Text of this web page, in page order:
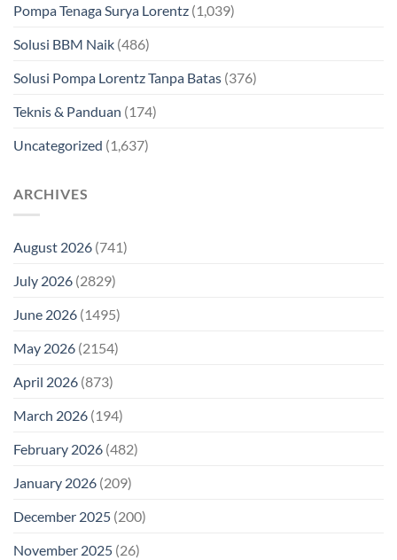
Pompa Tenaga Surya Lorentz (1,039)
Solusi BBM Naik (486)
Solusi Pompa Lorentz Tanpa Batas (376)
Teknis & Panduan (174)
Uncategorized (1,637)
ARCHIVES
August 2026 (741)
July 2026 (2829)
June 2026 (1495)
May 2026 (2154)
April 2026 (873)
March 2026 (194)
February 2026 (482)
January 2026 (209)
December 2025 (200)
November 2025 (26)